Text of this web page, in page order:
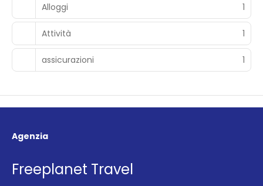
Alloggi 1
Attività 1
assicurazioni 1
Agenzia
Freeplanet Travel